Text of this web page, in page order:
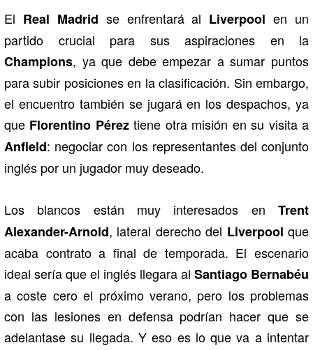
El Real Madrid se enfrentará al Liverpoolen un
partido crucial para sus aspiraciones en la
Champions, ya que debe empezar a sumar puntos
para subir posiciones en la clasificación. Sin embargo,
el encuentro también se jugará en los despachos, ya
que Florentino Péreztiene otra misión en su visita a
Anfield: negociar con los representantes del conjunto
inglés por un jugador muy deseado.
Los blancos están muy interesados en Trent
Alexander-Arnold, lateral derecho del Liverpoolque
acaba contrato a final de temporada. El escenario
ideal sería que el inglés llegara al Santiago Bernabéu
a coste cero el próximo verano, pero los problemas
con las lesiones en defensa podrían hacer que se
adelantase su llegada. Y eso es lo que va a intentar